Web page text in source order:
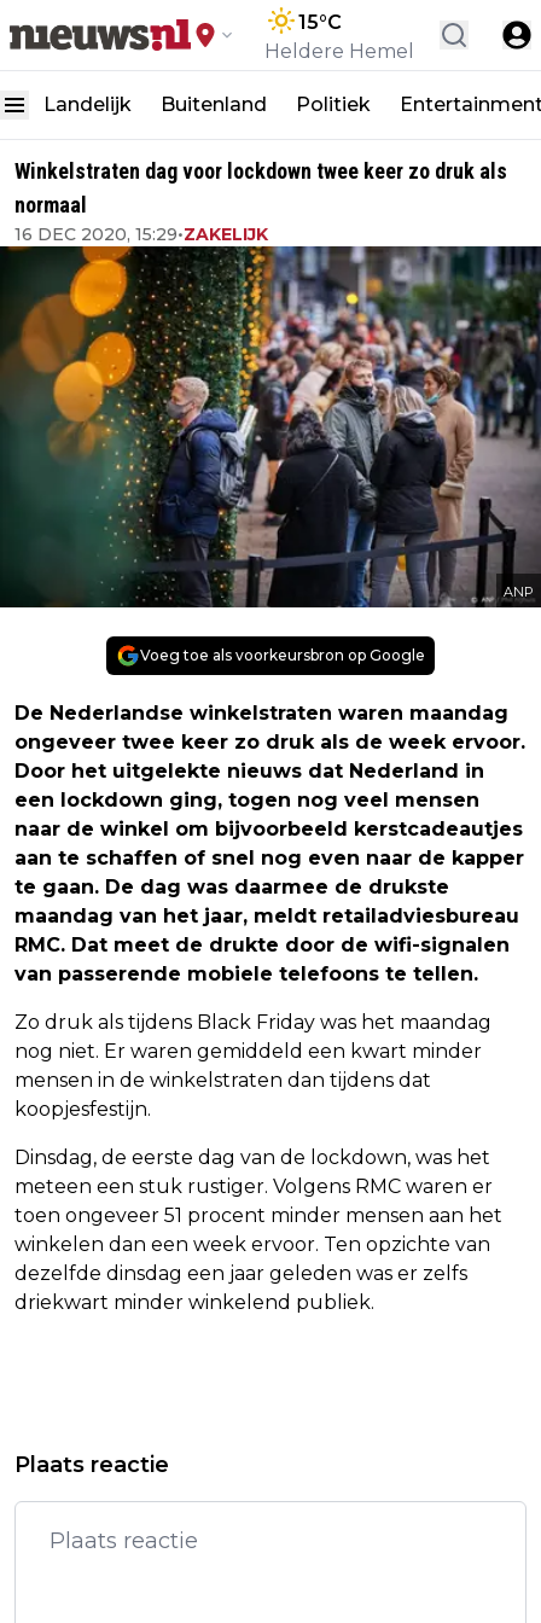
15°C
Heldere Hemel
Landelijk Buitenland Politiek
Winkelstraten dag voor lockdown twee keer zo druk als
normaal
16 DEC 2020, 15:29•ZAKELIJK
ANP
Voeg toe als voorkeursbron op Google
De Nederlandse winkelstraten waren maandag
ongeveer twee keer zo druk als de week ervoor.
Door het uitgelekte nieuws dat Nederland in
een lockdown ging, togen nog veel mensen
naar de winkel om bijvoorbeeld kerstcadeautjes
aan te schaffen of snel nog even naar de kapper
te gaan. De dag was daarmee de drukste
maandag van het jaar, meldt retailadviesbureau
RMC. Dat meet de drukte door de wifi-signalen
van passerende mobiele telefoons te tellen.
Zo druk als tijdens Black Friday was het maandag
nog niet. Er waren gemiddeld een kwart minder
mensen in de winkelstraten dan tijdens dat
koopjesfestijn.
Dinsdag, de eerste dag van de lockdown, was het
meteen een stuk rustiger. Volgens RMC waren er
toen ongeveer 51 procent minder mensen aan het
winkelen dan een week ervoor. Ten opzichte van
dezelfde dinsdag een jaar geleden was er zelfs
driekwart minder winkelend publiek.
AFGELOPEN ETMAAL
WALL STREET BEGINT MET KLEINE
UITSLAGEN
Plaats reactie